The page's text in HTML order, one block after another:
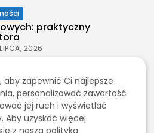
prawa zastrzeżone.
na stronie chronione są
autorskim.
praktyczny
2026
na każdą okazję
2026
na budowie –
aby zapewnić Ci najlepsze
personalizować zawartość
jej ruch i wyświetlać
Aby uzyskać więcej
z naszą polityką